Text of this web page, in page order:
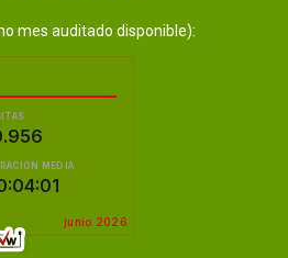
mes auditado disponible):